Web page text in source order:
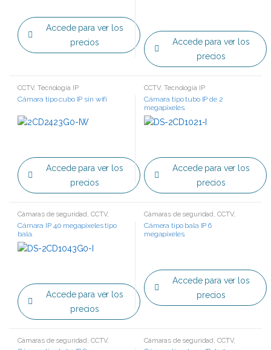
Accede para ver los
precios
Accede para ver los
precios
CCTV,Tecnología IP
Cámara tipo cubo IP sin wifi
Accede para ver los
precios
CCTV,Tecnología IP
Cámara tipo tubo IP de 2
megapixeles.
Accede para ver los
precios
Cámaras de seguridad, CCTV,
Cámara IP 4.0 megapixeles tipo
bala.
Accede para ver los
precios
Cámaras de seguridad, CCTV,
Cámera tipo bala IP 6
megapixeles.
Accede para ver los
precios
Cámaras de seguridad CCTV, Cámaras de seguridad CCTV,